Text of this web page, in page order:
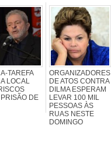
TAREFA
LOCAL
PRISÃO DE
ORGANIZADORES
DE ATOS CONTRA
DILMA ESPERAM
LEVAR 100 MIL
PESSOAS ÀS
RUAS NESTE
DOMINGO